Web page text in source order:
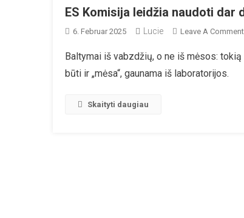
ES Komisija leidžia naudoti
6. Februar 2025 Lucie Leave A Comment
Baltymai iš vabzdžių, o ne iš mėsos:
būti ir „mėsa“, gaunama iš laboratorijos.
Skaityti daugiau